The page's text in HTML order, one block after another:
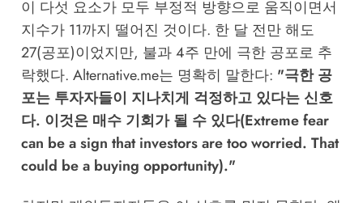
이 다섯 요소가 모두 부정적 방향으로 움직이면서
지수가 11까지 떨어진 것이다. 한 달 전만 해도
27(공포)이었지만, 불과 4주 만에 극한 공포로 추
락했다. Alternative.me는 명확히 말한다: "극한 공
포는 투자자들이 지나치게 걱정하고 있다는 신호
다. 이것은 매수 기회가 될 수 있다(Extreme fear
can be a sign that investors are too worried. That
could be a buying opportunity)."